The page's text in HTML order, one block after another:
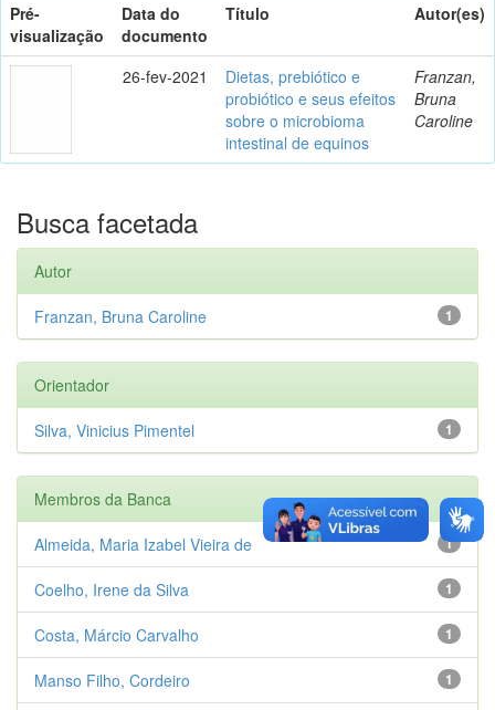
Pré-
visualização
Data do
documento
Título Autor(es)
26-fev-2021
Dietas, prebiótico e
probiótico e seus efeitos
sobre o microbioma
intestinal de equinos
Franzan,
Bruna
Caroline
Busca facetada
Autor
1
Franzan, Bruna Caroline
Orientador
1
Silva, Vinicius Pimentel
Membros da Banca
1
Almeida, Maria Izabel Vieira de
1
Coelho, Irene da Silva
1
Costa, Márcio Carvalho
1
Manso Filho, Cordeiro